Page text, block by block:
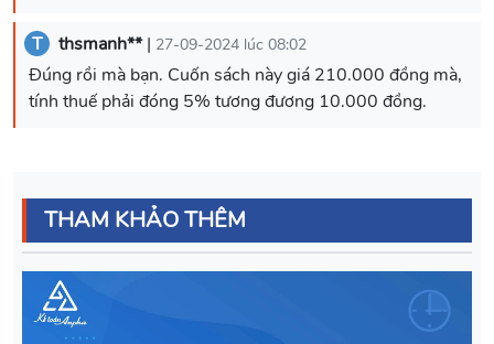
T thsmanh**| 27-09-2024 lúc 08:02
Đúng rồi mà bạn. Cuốn sách này giá 210.000 đồng mà,
tính thuế phải đóng 5% tương đương 10.000 đồng.
THAM KHẢO THÊM